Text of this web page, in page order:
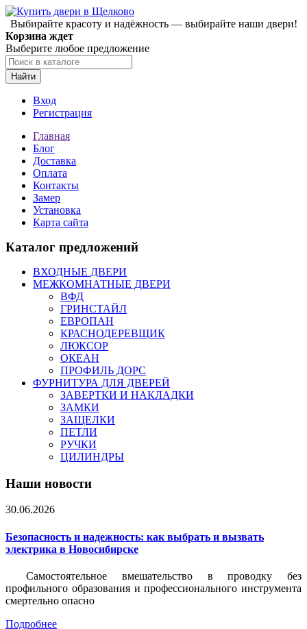
Выбирайте красоту и надёжность — выбирайте наши двери!
Корзина ждет
Выберите любое предложение
Найти
Вход
Регистрация
Главная
Блог
Доставка
Оплата
Контакты
Замер
Установка
Карта сайта
Каталог предложений
ВХОДНЫЕ ДВЕРИ
МЕЖКОМНАТНЫЕ ДВЕРИ
ВФД
ГРИНСТАЙЛ
ЕВРОПАН
КРАСНОДЕРЕВЩИК
ЛЮКСОР
ОКЕАН
ПРОФИЛЬ ДОРС
ФУРНИТУРА ДЛЯ ДВЕРЕЙ
ЗАВЕРТКИ И НАКЛАДКИ
ЗАМКИ
ЗАЩЕЛКИ
ПЕТЛИ
РУЧКИ
ЦИЛИНДРЫ
Наши новости
30.06.2026
Безопасность и надежность: как выбрать и вызвать
электрика в Новосибирске
Самостоятельное вмешательство в проводку без
профильного образования и профессионального инструмента
смертельно опасно
Подробнее